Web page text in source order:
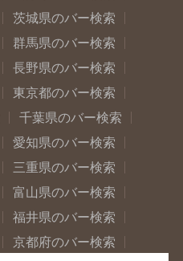
茨城県のバー検索
群馬県のバー検索
長野県のバー検索
東京都のバー検索
千葉県のバー検索
愛知県のバー検索
三重県のバー検索
富山県のバー検索
福井県のバー検索
京都府のバー検索